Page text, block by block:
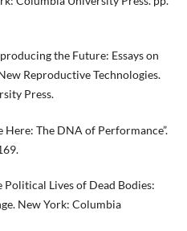
the Future: Essays on
Reproductive Technologies.
Press.
Here: The DNA of Performance”.
Political Lives of Dead Bodies:
New York: Columbia